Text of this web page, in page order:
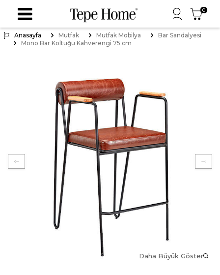
0
Anasayfa Mutfak Mutfak Mobilya
Bar Sandalyesi
Mono Bar Koltuğu Kahverengi 75 cm
Daha Büyük Göster